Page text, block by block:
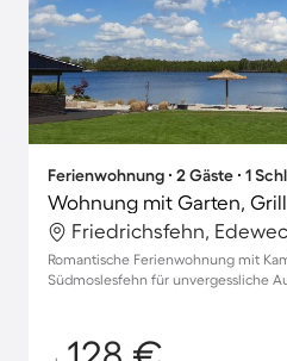
Ferienwohnung ∙ 2 Gäste ∙ 1
Friedrichsfehn,
Romantische Ferienwohnung mit
Südmoslesfehn für unvergessliche